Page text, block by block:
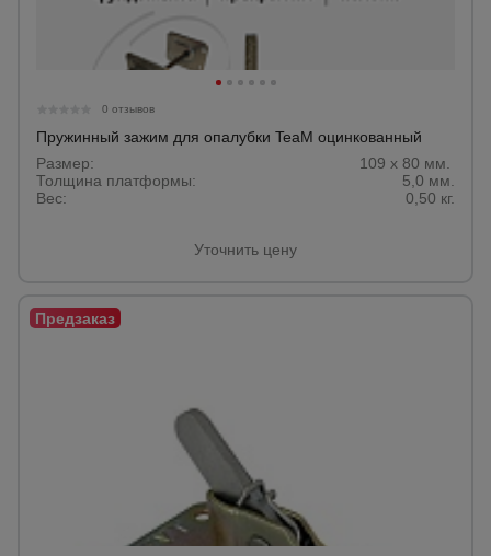
0 отзывов
Пружинный зажим для опалубки TeaM оцинкованный
Размер:
109 х 80 мм.
Толщина платформы:
5,0 мм.
Вес:
0,50 кг.
Уточнить цену